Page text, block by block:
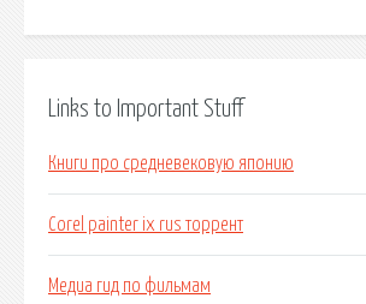
Links to Important Stuff
Книги про средневековую японию
Corel painter ix rus торрент
Медиа гид по фильмам